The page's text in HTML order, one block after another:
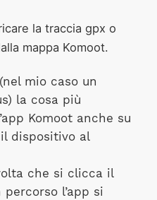
la traccia gpx o
mappa Komoot.
mio caso un
la cosa più
Komoot anche su
dispositivo al
che si clicca il
percorso l’app si